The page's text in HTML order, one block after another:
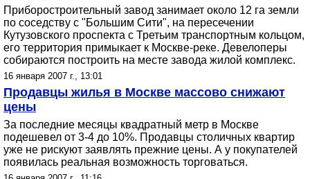
Приборостроительный завод занимает около 12 га земли
по соседству с "Большим Сити", на пересечении
Кутузовского проспекта с Третьим транспортным кольцом,
его территория примыкает к Москве-реке. Девелоперы
собираются построить на месте завода жилой комплекс.
16 января 2007 г., 13:01
Продавцы жилья в Москве массово снижают
цены
За последние месяцы квадратный метр в Москве
подешевел от 3-4 до 10%. Продавцы столичных квартир
уже не рискуют заявлять прежние цены. А у покупателей
появилась реальная возможность торговаться.